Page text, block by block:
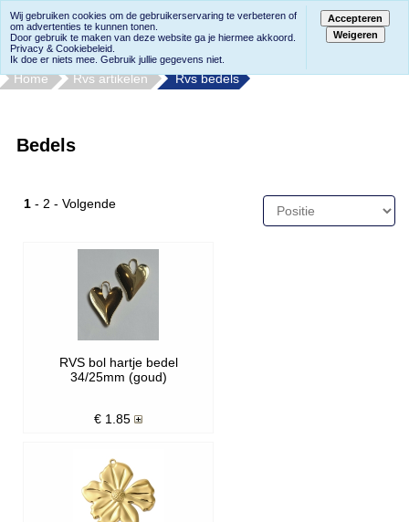
Home Rvs artikelen Rvs bedels
Bedels
1 - 2 - Volgende
RVS bol hartje bedel
34/25mm (goud)
€ 1.85
Wij gebruiken cookies om de gebruikerservaring te verbeteren of
om advertenties te kunnen tonen.
Door gebruik te maken van deze website ga je hiermee akkoord.
Privacy & Cookiebeleid.
Ik doe er niets mee. Gebruik jullie gegevens niet.
Accepteren
Weigeren